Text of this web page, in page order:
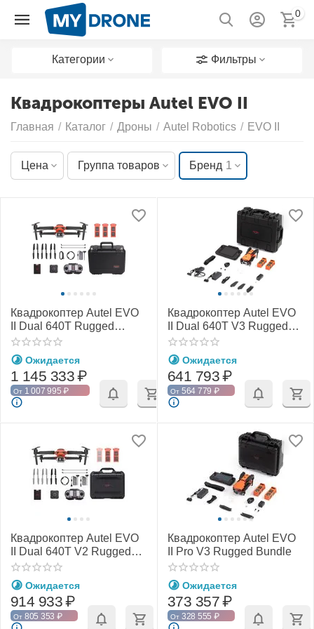
0
Категории Фильтры
Квадрокоптеры Autel EVO II
Главная / Каталог / Дроны / Autel Robotics / EVO II
Цена Группа товаров Бренд 1
Квадрокоптер Autel EVO
II Dual 640T Rugged
Bundle
Ожидается
1 145 333₽
От 1 007 995 ₽
Квадрокоптер Autel EVO
II Dual 640T V3 Rugged
Bundle
Ожидается
641 793₽
От 564 779 ₽
Квадрокоптер Autel EVO
II Dual 640T V2 Rugged
Bundle
Ожидается
914 933₽
От 805 353 ₽
Квадрокоптер Autel EVO
II Pro V3 Rugged Bundle
Ожидается
373 357₽
От 328 555 ₽